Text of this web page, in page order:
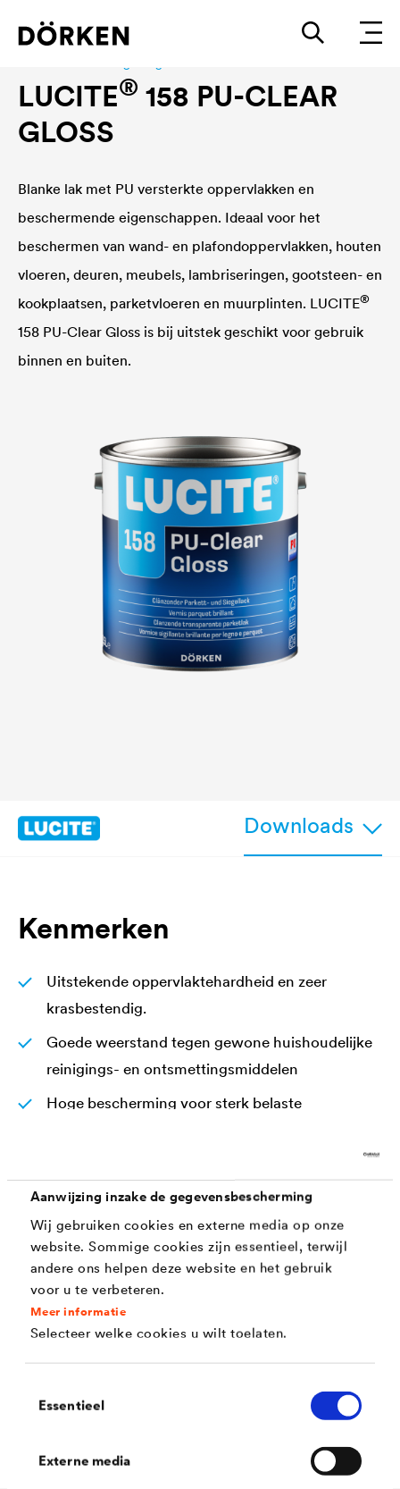
Aanwijzing inzake de gegevensbescherming
Wij gebruiken cookies en externe media op onze
website. Sommige cookies zijn essentieel, terwijl
andere ons helpen deze website en het gebruik
voor u te verbeteren.
Meer informatie
Selecteer welke cookies u wilt toelaten.
Essentieel
Externe media
LUCITE® 158 PU-CLEAR
GLOSS
Blanke lak met PU versterkte oppervlakken en
beschermende eigenschappen. Ideaal voor het
beschermen van wand- en plafondoppervlakken, houten
vloeren, deuren, meubels, lambriseringen, gootsteen- en
kookplaatsen, parketvloeren en muurplinten. LUCITE®
158 PU-Clear Gloss is bij uitstek geschikt voor gebruik
binnen en buiten.
Downloads
Kenmerken
Uitstekende oppervlaktehardheid en zeer
krasbestendig.
Goede weerstand tegen gewone huishoudelijke
reinigings- en ontsmettingsmiddelen
Hoge bescherming voor sterk belaste
Gemakkelijke en snelle verwerking
Bestand tegen zwakke zuren en alkaliën
gedurende korte tijd
Snel droog (na 4u overschilderbaar)
Uitstekende vloei
Volgens DIN EN 71, deel 3 geschikt voor
Lood- en chromaatvrij volgens DIN 55944